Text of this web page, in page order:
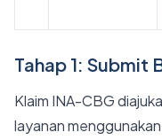
Tahap 1: Submit
Klaim INA-CBG
layanan